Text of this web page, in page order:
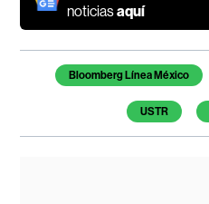
noticiasaquí
Temas de este artículo
Bloomberg Línea México
USTR